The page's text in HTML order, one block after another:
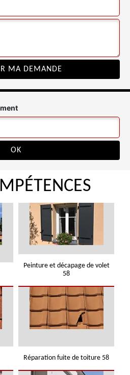
Peinture et décapage de volet
58
Réparation fuite de toiture 58